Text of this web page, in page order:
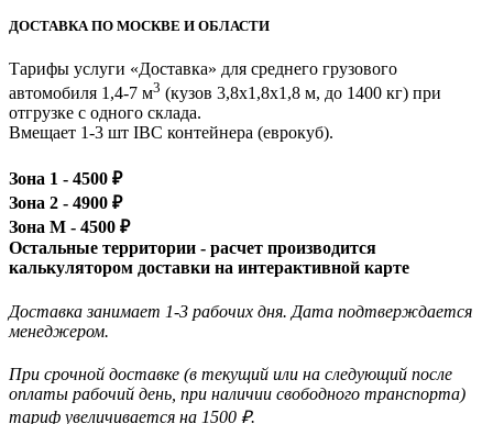
ДОСТАВКА ПО МОСКВЕ И ОБЛАСТИ
Тарифы услуги «Доставка» для среднего грузового
автомобиля 1,4-7 м3 (кузов 3,8x1,8x1,8 м, до 1400 кг) при
отгрузке с одного склада.
Вмещает 1-3 шт IBC контейнера (еврокуб).
Зона 1 - 4500 ₽
Зона 2 - 4900 ₽
Зона М - 4500 ₽
Остальные территории - расчет производится
калькулятором доставки на интерактивной карте
Доставка занимает 1-3 рабочих дня. Дата подтверждается
менеджером.
При срочной доставке (в текущий или на следующий после
оплаты рабочий день, при наличии свободного транспорта)
тариф увеличивается на 1500 ₽.